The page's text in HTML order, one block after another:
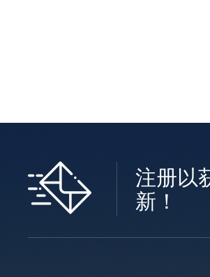
注册以
新！